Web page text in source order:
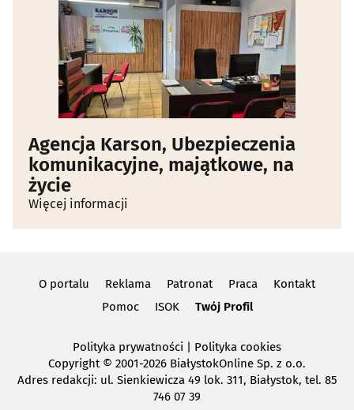
Agencja Karson, Ubezpieczenia
komunikacyjne, majątkowe, na
życie
Więcej informacji
O portalu Reklama Patronat Praca
Kontakt
Pomoc
ISOK Twój Profil
Polityka prywatności
Polityka cookies
Copyright© 2001-2026 BiałystokOnline Sp. z o.o.
Adres redakcji: ul. Sienkiewicza 49 lok. 311, Białystok, tel. 85
746 07 39